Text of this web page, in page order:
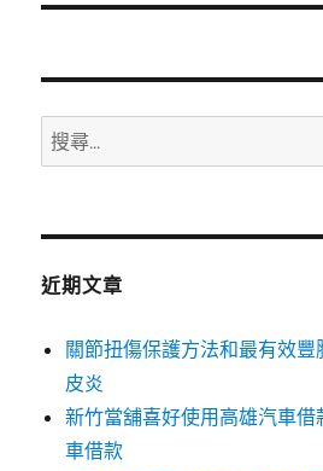
文
搜
尋
鍵
近期文章
關節扭傷保護方法和最有效
皮炎
新竹當舖喜好使用高雄汽車
車借款